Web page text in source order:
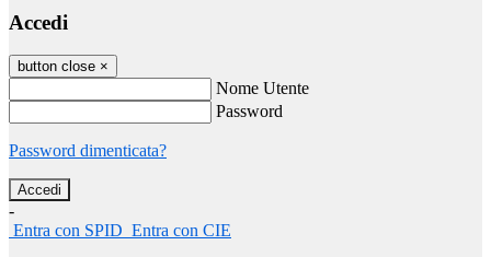
Accedi
button close ×
Nome Utente
Password
Password dimenticata?
-
Entra con SPID Entra con CIE